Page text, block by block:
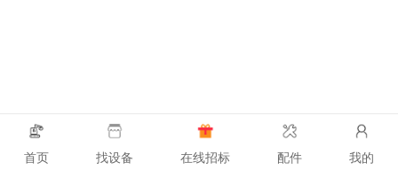
首页 找设备 在线招标 配件 我的